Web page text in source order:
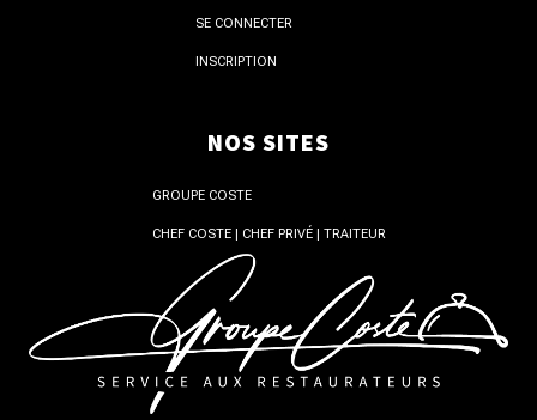
SE CONNECTER
INSCRIPTION
NOS SITES
GROUPE COSTE
CHEF COSTE | CHEF PRIVÉ | TRAITEUR